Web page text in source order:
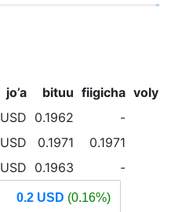
jo’a bituu fiigicha
0.1962
-
0.1971
0.1971
0.1963 -
0.2 USD (0.16%)